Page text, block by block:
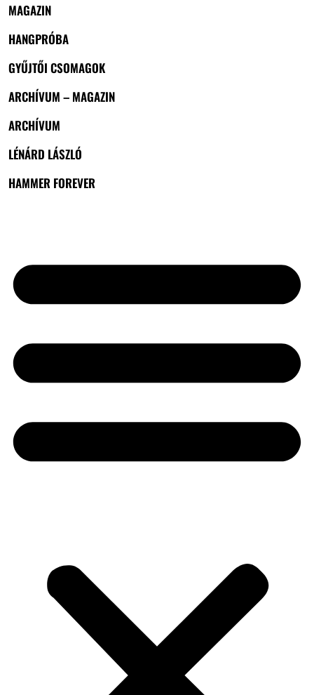
MAGAZIN
HANGPRÓBA
GYŰJTŐI CSOMAGOK
ARCHÍVUM – MAGAZIN
ARCHÍVUM
LÉNÁRD LÁSZLÓ
HAMMER FOREVER